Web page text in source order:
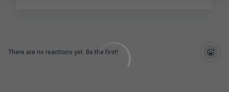
There are no reactions yet. Be the first!